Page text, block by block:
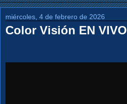
miércoles, 4 de febrero de 2026
Color Visión EN VIVO